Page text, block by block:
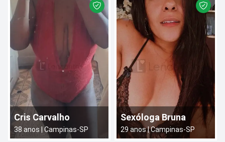
Cris Carvalho
38 anos | Campinas-SP
Sexóloga Bruna
29anos |Campinas-SP